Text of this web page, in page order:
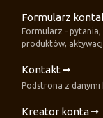
Formularz
Formularz -
produktów,
Kontakt
Podstrona z
Kreator konta